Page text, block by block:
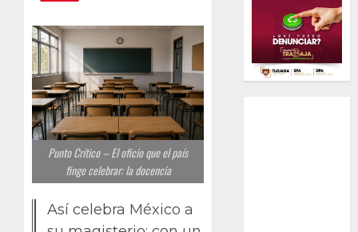
Punto Crítico – El oficio que el país
finge celebrar: la docencia
Así celebra México a